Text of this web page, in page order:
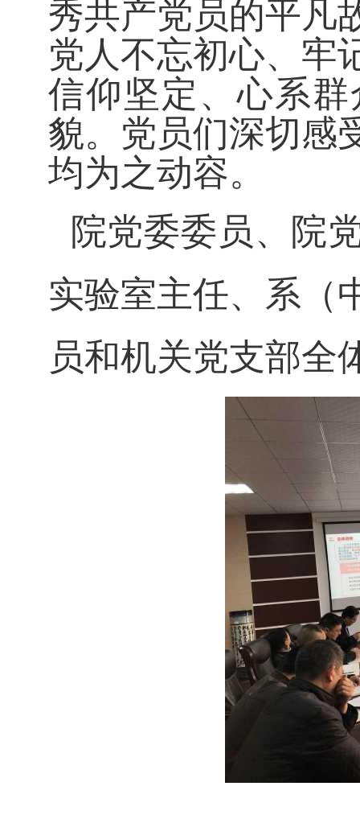
秀共产党员的平凡
党人不忘初心、牢
信仰坚定、心系
貌。党员们深切感
均为之动容。
院党委委员、院
实验室主任、系（
员和机关党支部全